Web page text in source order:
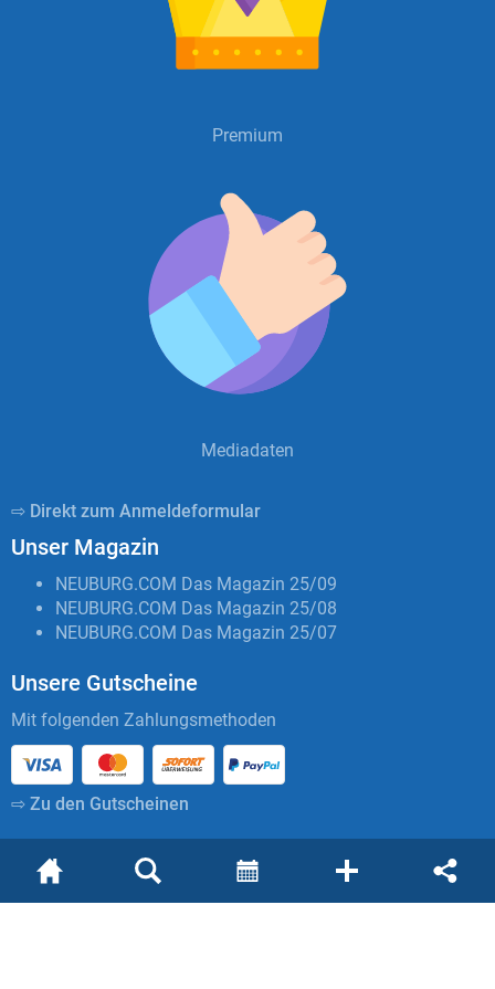
Premium
Mediadaten
⇨ Direkt zum Anmeldeformular
Unser Magazin
NEUBURG.COM Das Magazin 25/09
NEUBURG.COM Das Magazin 25/08
NEUBURG.COM Das Magazin 25/07
Unsere Gutscheine
Mit folgenden Zahlungsmethoden
⇨ Zu den Gutscheinen